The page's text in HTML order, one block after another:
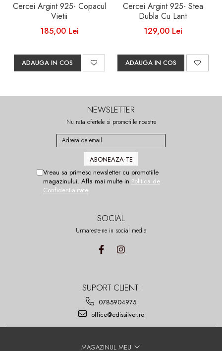
Cercei Argint 925- Copacul
Vietii
185,00 Lei
ADAUGA IN COS
Cercei Argint 925- Stea
Dubla Cu Lant
129,00 Lei
ADAUGA IN COS
NEWSLETTER
Nu rata ofertele si promotiile noastre
Vreau sa primesc newsletter cu promotiile
magazinului. Afla mai multe in Politica de
Confidentialitate
SOCIAL
Urmareste-ne in social media
SUPORT CLIENTI
0785904975
office@edissilver.ro
MAGAZINUL MEU